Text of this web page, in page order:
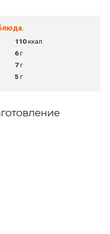
110ккал
6г
7г
5 г